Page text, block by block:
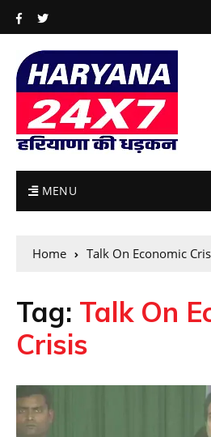
MENU
Home Talk On Economic
Tag: Talk On
Crisis